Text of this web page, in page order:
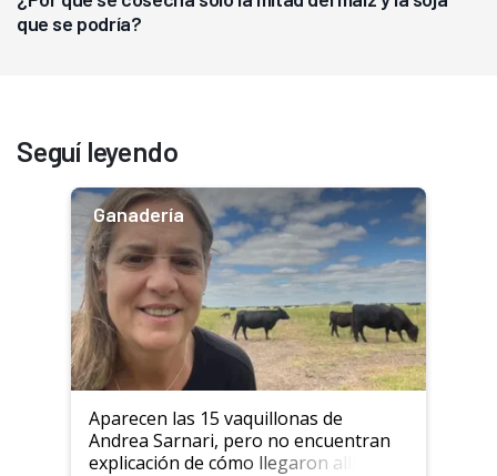
que se podría?
Seguí leyendo
Ganadería
Aparecen las 15 vaquillonas de
Andrea Sarnari, pero no encuentran
explicación de cómo llegaron allí